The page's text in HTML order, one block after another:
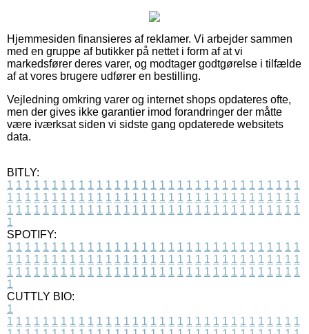
Hjemmesiden finansieres af reklamer. Vi arbejder sammen
med en gruppe af butikker på nettet i form af at vi
markedsfører deres varer, og modtager godtgørelse i tilfælde
af at vores brugere udfører en bestilling.
Vejledning omkring varer og internet shops opdateres ofte,
men der gives ikke garantier imod forandringer der måtte
være iværksat siden vi sidste gang opdaterede websitets
data.
BITLY:
1 1 1 1 1 1 1 1 1 1 1 1 1 1 1 1 1 1 1 1 1 1 1 1 1 1 1 1 1 1 1 1 1
1 1 1 1 1 1 1 1 1 1 1 1 1 1 1 1 1 1 1 1 1 1 1 1 1 1 1 1 1 1 1 1 1
1 1 1 1 1 1 1 1 1 1 1 1 1 1 1 1 1 1 1 1 1 1 1 1 1 1 1 1 1 1 1 1 1
1
SPOTIFY:
1 1 1 1 1 1 1 1 1 1 1 1 1 1 1 1 1 1 1 1 1 1 1 1 1 1 1 1 1 1 1 1 1
1 1 1 1 1 1 1 1 1 1 1 1 1 1 1 1 1 1 1 1 1 1 1 1 1 1 1 1 1 1 1 1 1
1 1 1 1 1 1 1 1 1 1 1 1 1 1 1 1 1 1 1 1 1 1 1 1 1 1 1 1 1 1 1 1 1
1
CUTTLY BIO:
1
1 1 1 1 1 1 1 1 1 1 1 1 1 1 1 1 1 1 1 1 1 1 1 1 1 1 1 1 1 1 1 1 1